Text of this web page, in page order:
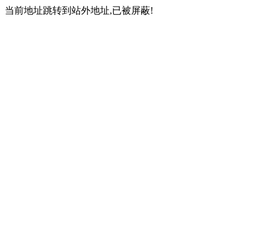
当前地址跳转到站外地址,已被屏蔽!